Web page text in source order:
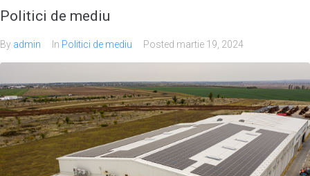
Politici de mediu
By admin In Politici de mediu Posted martie 19, 2024